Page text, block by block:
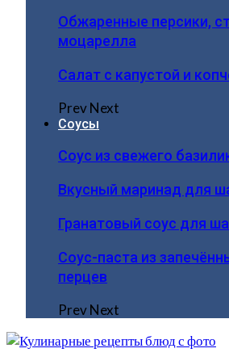
Обжаренные персики,
моцарелла
Салат с капустой и
PrevNext
Соусы
Соус из свежего
Вкусный маринад для
Гранатовый соус для
Соус-паста из
перцев
PrevNext